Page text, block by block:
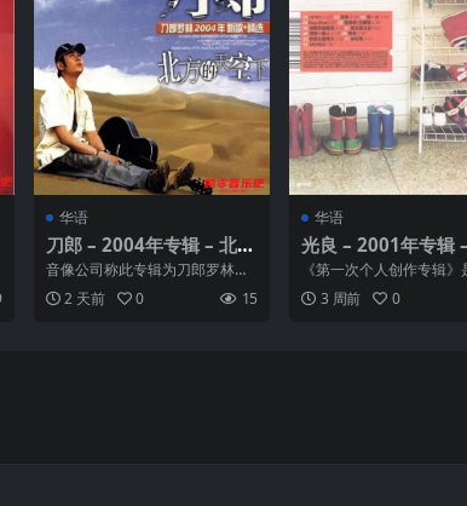
华语
刀郎 – 2004年专辑 – 北方
的天空下 Flac
音像公司称此专辑为刀郎罗林第
二张CD专辑，收录了11首经典曲
目，其中5首新歌，6...
2 天前 0 15
华语
光良 – 2001年专辑
次个人创作专辑
《第一次个人创作专辑》
于2001年5月10日发行的
辑，共收录13首歌...
3 周前 0